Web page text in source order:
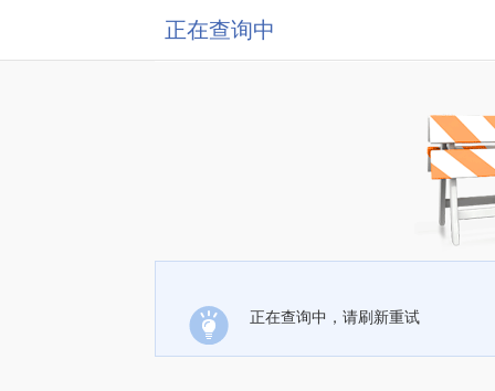
正在查询中
正在查询中，请刷新重试